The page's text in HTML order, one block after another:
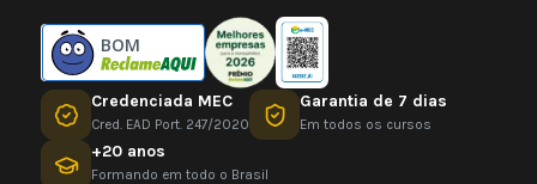
BOM
Credenciada MEC
Cred. EAD Port. 247/2020
Garantia de 7 dias
Em todos os cursos
+20 anos
Formando em todo o Brasil